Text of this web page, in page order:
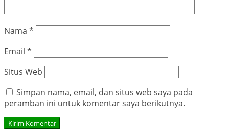
Nama *
Email *
Situs Web
Simpan nama, email, dan situs web saya pada
peramban ini untuk komentar saya berikutnya.